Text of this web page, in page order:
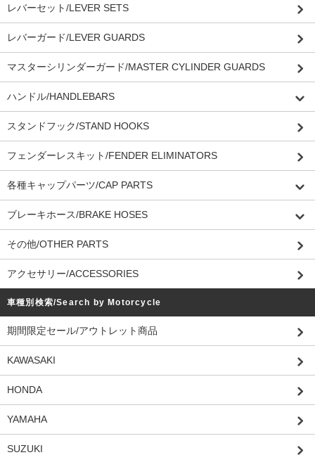
レバーセット/LEVER SETS
レバーガード/LEVER GUARDS
マスターシリンダーガード/MASTER CYLINDER GUARDS
ハンドル/HANDLEBARS
スタンドフック/STAND HOOKS
フェンダーレスキット/FENDER ELIMINATORS
各種キャップパーツ/CAP PARTS
ブレーキホース/BRAKE HOSES
その他/OTHER PARTS
アクセサリー/ACCESSORIES
車種別検索/Search by Motorcycle
期間限定セール/アウトレット商品
KAWASAKI
HONDA
YAMAHA
SUZUKI